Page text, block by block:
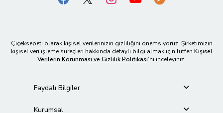
Çiçeksepeti olarak kişisel verilerinizin gizliliğini önemsiyoruz. Şirketimizin
kişisel veri işleme süreçleri hakkında detaylı bilgi almak için lütfen Kişisel
Verilerin Korunması ve Gizlilik Politikası’nı inceleyiniz.
Faydalı Bilgiler
Kurumsal